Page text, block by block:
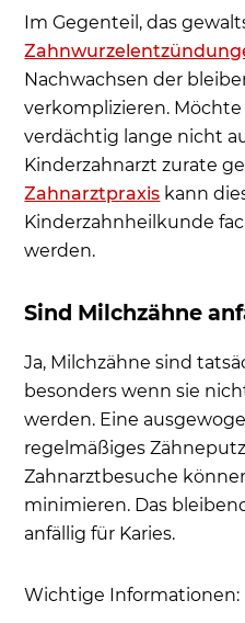
Im Gegenteil, das
Nachwachsen der
verkomplizieren.
verdächtig lange nicht
Kinderzahnarzt zurate
Zahnarztpraxis kann
Kinderzahnheilkunde
werden.
Sind Milchzähne
Ja, Milchzähne sind
besonders wenn sie
werden. Eine
regelmäßiges
Zahnarztbesuche
minimieren. Das
anfällig für Karies.
Wichtige Informationen: